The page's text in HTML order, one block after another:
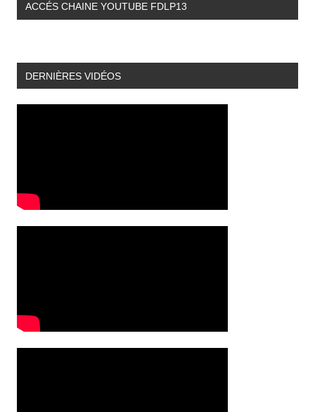
ACCÉS CHAINE YOUTUBE FDLP13
DERNIÈRES VIDÉOS